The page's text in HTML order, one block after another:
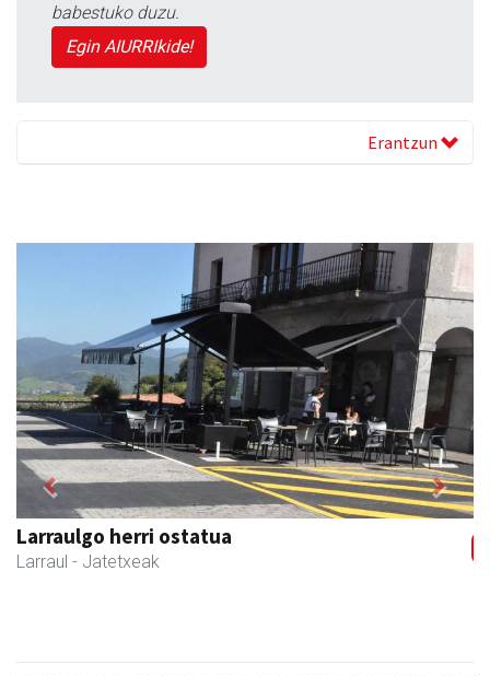
babestuko duzu.
Egin AIURRIkide!
Erantzun
Amonarriz iturgintza S. L.
Larraul - Iturgintza
Previous Next